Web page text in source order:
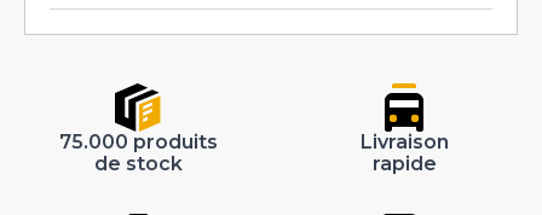
75.000 produits
de stock
Livraison
rapide